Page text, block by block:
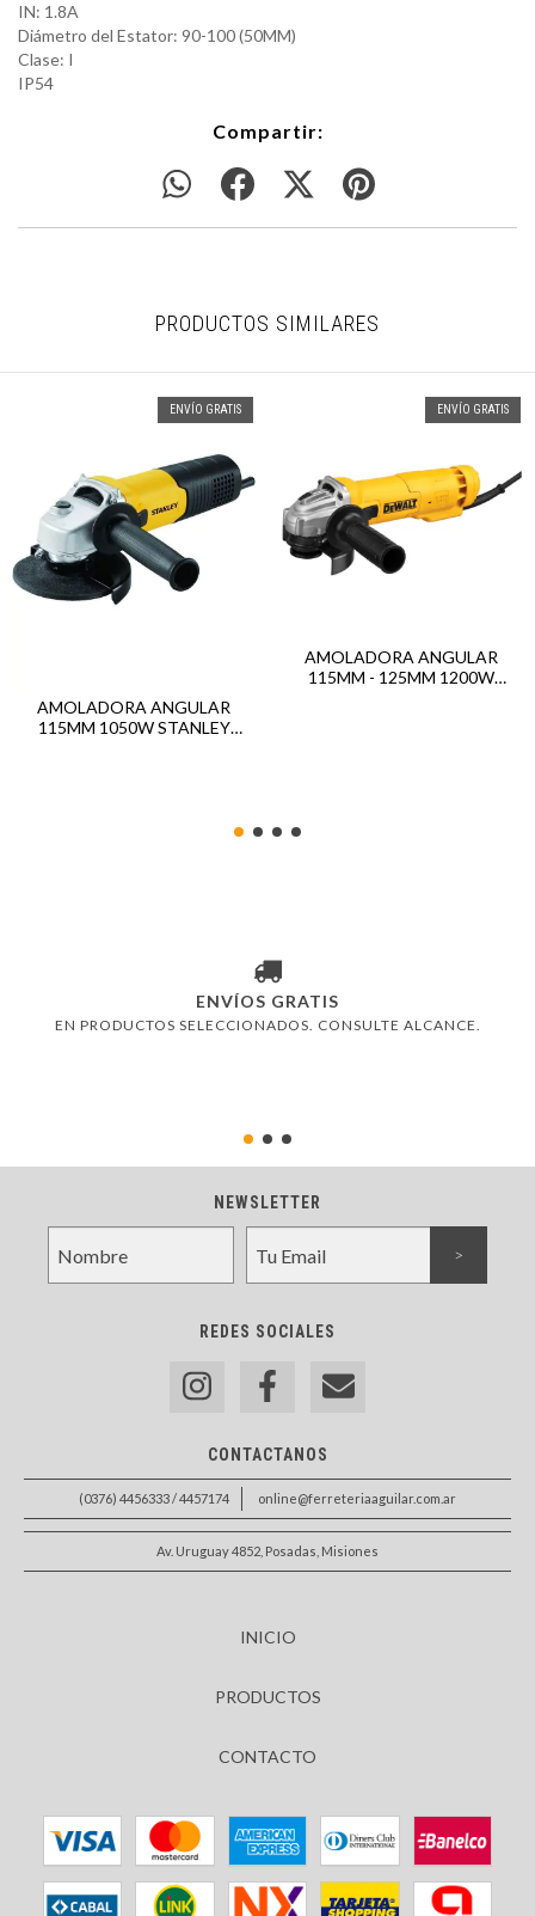
IN: 1.8A
Diámetro del Estator: 90-100 (50MM)
Clase: I
IP54
Compartir:
PRODUCTOS SIMILARES
ENVÍO GRATIS
AMOLADORA ANGULAR
115MM 1050W STANLEY
ENVÍO GRATIS
AMOLADORA ANGULAR
115MM - 125MM 1200W
ENVÍOS GRATIS
EN PRODUCTOS SELECCIONADOS. CONSULTE ALCANCE.
NEWSLETTER
REDES SOCIALES
CONTACTANOS
(0376) 4456333 / 4457174 online@ferreteriaaguilar.com.ar
Av. Uruguay 4852, Posadas, Misiones
INICIO
PRODUCTOS
CONTACTO